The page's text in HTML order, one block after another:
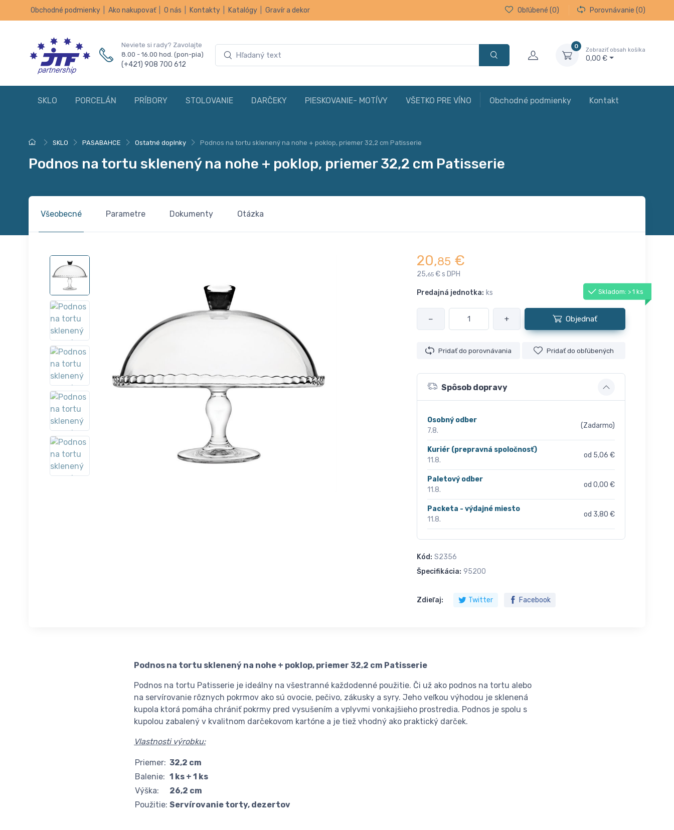
Obchodné podmienky Ako nakupovať O nás Kontakty Katalógy Gravír a dekor Obľúbené (0) Porovnávanie (0)
Neviete si rady? Zavolajte
8.00 - 16.00 hod. (pon-pia)
(+421) 908 700 612
0
Zobraziť obsah košíka
0,00 €
SKLO PORCELÁN PRÍBORY STOLOVANIE DARČEKY PIESKOVANIE- MOTÍVY VŠETKO PRE VÍNO Obchodné podmienky Kontakt
SKLO PASABAHCE Ostatné doplnky Podnos na tortu sklenený na nohe + poklop, priemer 32,2 cm Patisserie
Podnos na tortu sklenený na nohe + poklop, priemer 32,2 cm Patisserie
Všeobecné Parametre Dokumenty Otázka
20,85 €
25,65 € s DPH
Predajná jednotka: ks Skladom: > 1 ks
− + Objednať
Pridať do porovnávania Pridať do obľúbených
Spôsob dopravy
Osobný odber
7.8.
(Zadarmo)
Kuriér (prepravná spoločnosť)
11.8.
od 5,06 €
Paletový odber
11.8.
od 0,00 €
Packeta - výdajné miesto
11.8.
od 3,80 €
Kód: S2356
Špecifikácia: 95200
Zdieľaj: Twitter Facebook
Podnos na tortu sklenený na nohe + poklop, priemer 32,2 cm Patisserie
Podnos na tortu Patisserie je ideálny na všestranné každodenné použitie. Či už ako podnos na tortu alebo
na servírovanie rôznych pokrmov ako sú ovocie, pečivo, zákusky a syry. Jeho veľkou výhodou je sklenená
kupola ktorá pomáha chrániť pokrmy pred vysušením a vplyvmi vonkajšieho prostredia. Podnos je spolu s
kupolou zabalený v kvalitnom darčekovom kartóne a je tiež vhodný ako praktický darček.
Vlastnosti výrobku:
Priemer: 32,2 cm
Balenie: 1 ks + 1 ks
Výška:
26,2 cm
Použitie: Servírovanie torty, dezertov